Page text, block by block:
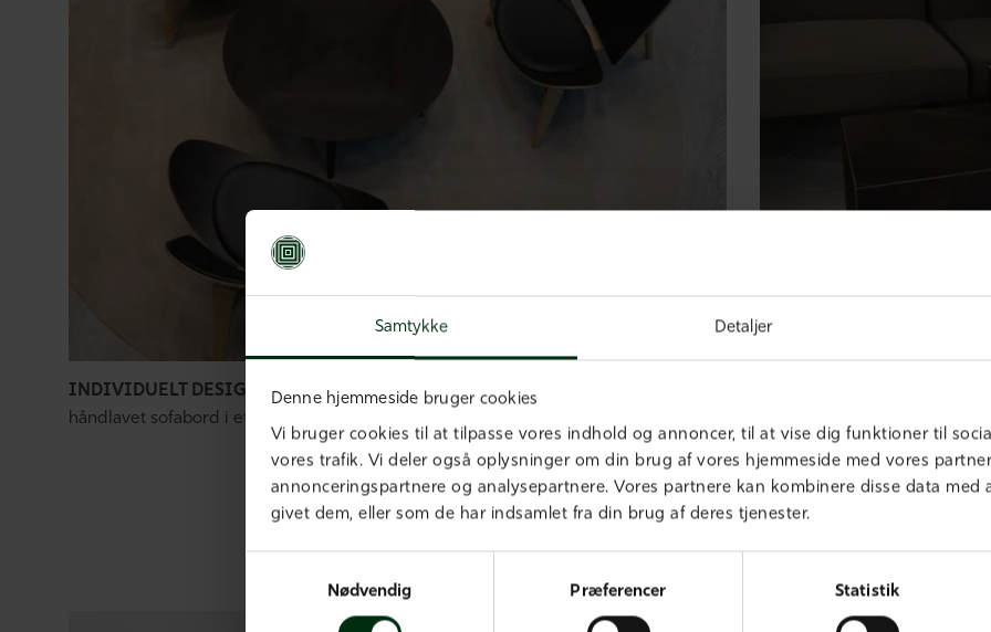
Samtykke Detaljer
Denne hjemmeside bruger cookies
Vi bruger cookies til at tilpasse vores indhold og annoncer, til at vise dig funktioner til
vores trafik. Vi deler også oplysninger om din brug af vores hjemmeside med vores
annonceringspartnere og analysepartnere. Vores partnere kan kombinere disse data med
givet dem, eller som de har indsamlet fra din brug af deres tjenester.
Nødvendig
Præferencer Statistik
INDIVIDUELT DESIGNEDE SOFABORDE AF HØJ KVAITET
håndlavet sofabord i et design og træsort efter dit valg.
/
åretegninger. Her ses to